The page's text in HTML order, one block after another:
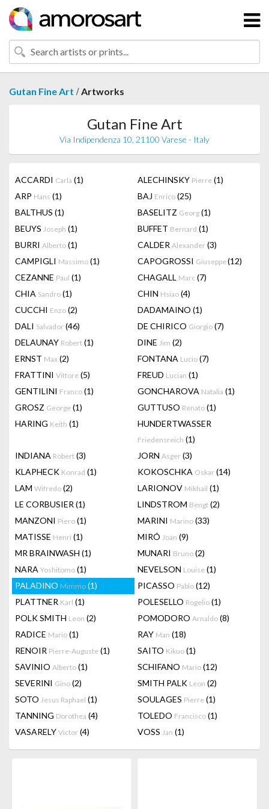
Gutan Fine Art /Artworks
Gutan Fine Art
Via Indipendenza 10, 21100 Varese - Italy
ACCARDI Carla (1) ALECHINSKY Pierre (1)
ARP Hans (1) BAJ Enrico (25)
BALTHUS (1) BASELITZ Georg (1)
BEUYS Joseph (1) BUFFET Bernard (1)
BURRI Alberto (1) CALDER Alexander (3)
CAMPIGLI Massimo (1) CAPOGROSSI Giuseppe(12)
CEZANNE Paul (1) CHAGALL Marc (7)
CHIA Sandro (1) CHIN Hsiao (4)
CUCCHI Enzo (2) DADAMAINO (1)
DALI Salvador (46) DE CHIRICO Giorgio (7)
DELAUNAY Robert (1) DINE Jim (2)
ERNST Max (2) FONTANA Lucio (7)
FRATTINI Vittore (5) FREUD Lucian (1)
GENTILINI Franco (1) GONCHAROVA Natalia (1)
GROSZ George (1) GUTTUSO Renato (1)
HARING Keith (1) HUNDERTWASSER
Friedensreich (1)
INDIANA Robert (3) JORN Asger (3)
KLAPHECK Konrad (1) KOKOSCHKA Oskar (14)
LAM Wifredo (2) LARIONOV Mikhail (1)
LE CORBUSIER (1) LINDSTROM Bengt (2)
MANZONI Piero (1) MARINI Marino (33)
MATISSE Henri (1) MIRÓ Joan (9)
MR BRAINWASH (1) MUNARI Bruno (2)
NARA Yoshitomo (1) NEVELSON Louise (1)
PALADINO Mimmo (1) PICASSO Pablo (12)
PLATTNER Karl (1) POLESELLO Rogelio (1)
POLK SMITH Leon (2) POMODORO Arnaldo (8)
RADICE Mario (1) RAY Man (18)
RENOIR Pierre-Auguste (1) SAITO Kikuo (1)
SAVINIO Alberto (1) SCHIFANO Mario (12)
SEVERINI Gino (2) SMITH PALK Leon (2)
SOTO Jesus Raphael (1) SOULAGES Pierre (1)
TANNING Dorothea (4) TOLEDO Francisco (1)
VASARELY Victor (4) VOSS Jan (1)